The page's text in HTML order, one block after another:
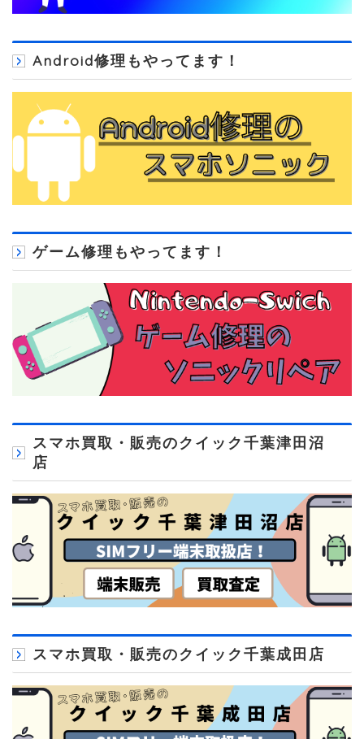
Android修理もやってます！
ゲーム修理もやってます！
スマホ買取・販売のクイック千葉津田沼
店
スマホ買取・販売のクイック千葉成田店